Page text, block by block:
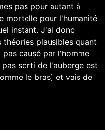
pas pour autant à
mortelle pour l'humanité
instant. J'ai donc
plausibles quant
causé par l'homme
sorti de l'auberge est
le bras) et vais de